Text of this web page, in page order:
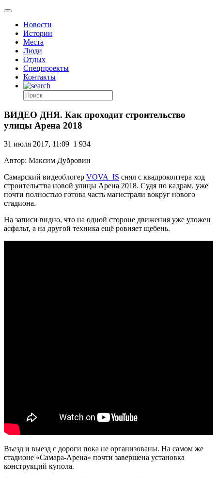
Новости
Истории
Места
Люди
Отдых
Спецпроекты
Контакты
ВИДЕО ДНЯ. Как проходит строительство
улицы Арена 2018
31 июля 2017, 11:09 1 934
Автор: Максим Дубровин
Самарский видеоблогер VOVA_IS снял с квадрокоптера ход
строительства новой улицы Арена 2018. Судя по кадрам, уже
почти полностью готова часть магистрали вокруг нового
стадиона.
На записи видно, что на одной стороне движения уже уложен
асфальт, а на другой техника ещё ровняет щебень.
Въезд и выезд с дороги пока не организованы. На самом же
стадионе «Самара-Арена» почти завершена установка
конструкций купола.